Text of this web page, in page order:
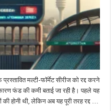
मल्टी-फॉर्मेट सीरीज को रद्द करने
फंड की कमी बताई जा रही है। पहले यह
होनी थी, लेकिन अब यह पूरी तरह रद्द …